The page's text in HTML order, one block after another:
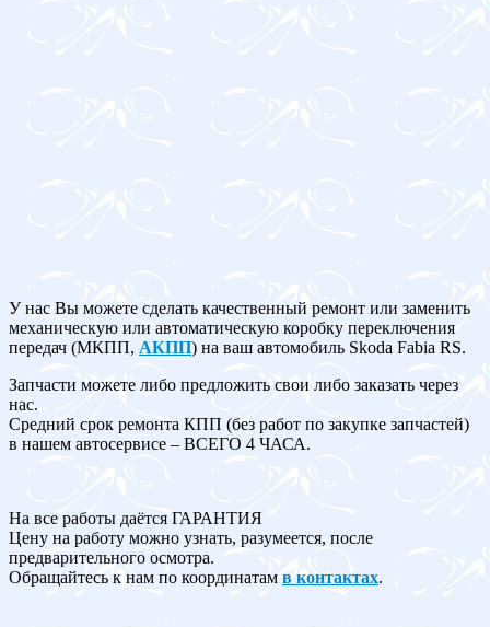
У нас Вы можете сделать качественный ремонт или заменить
механическую или автоматическую коробку переключения
передач (МКПП, АКПП) на ваш автомобиль Skoda Fabia RS.
Запчасти можете либо предложить свои либо заказать через
нас.
Средний срок ремонта КПП (без работ по закупке запчастей)
в нашем автосервисе – ВСЕГО 4 ЧАСА.
На все работы даётся ГАРАНТИЯ
Цену на работу можно узнать, разумеется, после
предварительного осмотра.
Обращайтесь к нам по координатам в контактах.